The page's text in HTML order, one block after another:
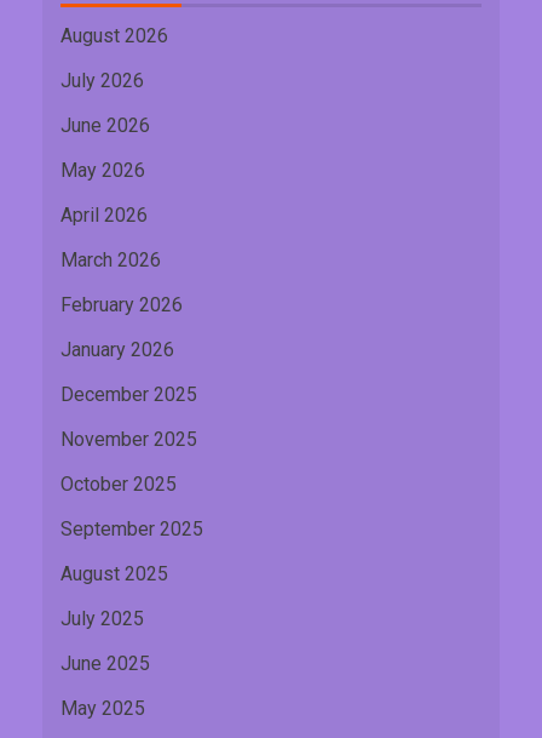
August 2026
July 2026
June 2026
May 2026
April 2026
March 2026
February 2026
January 2026
December 2025
November 2025
October 2025
September 2025
August 2025
July 2025
June 2025
May 2025